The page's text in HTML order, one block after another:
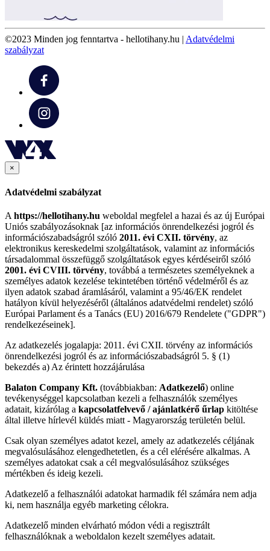
©2023 Minden jog fenntartva - hellotihany.hu | Adatvédelmi
szabályzat
×
Adatvédelmi szabályzat
A https://hellotihany.hu weboldal megfelel a hazai és az új Európai
Uniós szabályozásoknak [az információs önrendelkezési jogról és
információszabadságról szóló 2011. évi CXII. törvény, az
elektronikus kereskedelmi szolgáltatások, valamint az információs
társadalommal összefüggő szolgáltatások egyes kérdéseiről szóló
2001. évi CVIII. törvény, továbbá a természetes személyeknek a
személyes adatok kezelése tekintetében történő védelméről és az
ilyen adatok szabad áramlásáról, valamint a 95/46/EK rendelet
hatályon kívül helyezéséről (általános adatvédelmi rendelet) szóló
Európai Parlament és a Tanács (EU) 2016/679 Rendelete ("GDPR")
rendelkezéseinek].
Az adatkezelés jogalapja: 2011. évi CXII. törvény az információs
önrendelkezési jogról és az információszabadságról 5. § (1)
bekezdés a) Az érintett hozzájárulása
Balaton Company Kft. (továbbiakban: Adatkezelő) online
tevékenységgel kapcsolatban kezeli a felhasználók személyes
adatait, kizárólag a kapcsolatfelvevő / ajánlatkérő űrlap kitöltése
által illetve hírlevél küldés miatt - Magyarország területén belül.
Csak olyan személyes adatot kezel, amely az adatkezelés céljának
megvalósulásához elengedhetetlen, és a cél elérésére alkalmas. A
személyes adatokat csak a cél megvalósulásához szükséges
mértékben és ideig kezeli.
Adatkezelő a felhasználói adatokat harmadik fél számára nem adja
ki, nem használja egyéb marketing célokra.
Adatkezelő minden elvárható módon védi a regisztrált
felhasználóknak a weboldalon kezelt személyes adatait.